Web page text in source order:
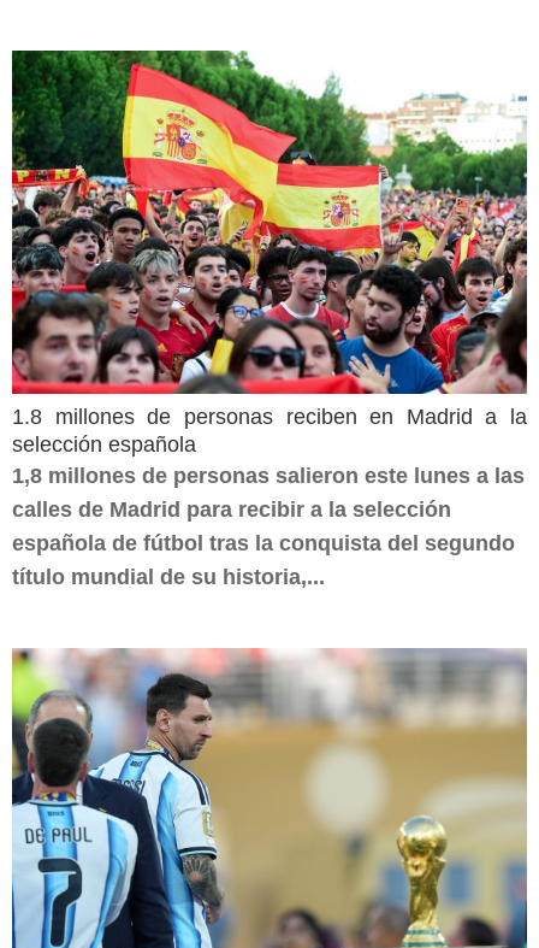
1.8 millones de personas reciben en Madrid a la
selección española
1,8 millones de personas salieron este lunes a las
calles de Madrid para recibir a la selección
española de fútbol tras la conquista del segundo
título mundial de su historia,...